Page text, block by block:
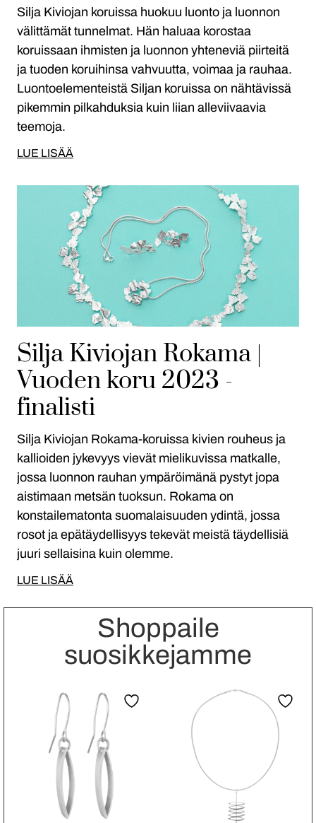
Silja Kiviojan koruissa huokuu luonto ja luonnon
välittämät tunnelmat. Hän haluaa korostaa
koruissaan ihmisten ja luonnon yhteneviä piirteitä
ja tuoden koruihinsa vahvuutta, voimaa ja rauhaa.
Luontoelementeistä Siljan koruissa on nähtävissä
pikemmin pilkahduksia kuin liian alleviivaavia
teemoja.
LUE LISÄÄ
Silja Kiviojan Rokama |
Vuoden koru 2023 -
finalisti
Silja Kiviojan Rokama-koruissa kivien rouheus ja
kallioiden jykevyys vievät mielikuvissa matkalle,
jossa luonnon rauhan ympäröimänä pystyt jopa
aistimaan metsän tuoksun. Rokama on
konstailematonta suomalaisuuden ydintä, jossa
rosot ja epätäydellisyys tekevät meistä täydellisiä
juuri sellaisina kuin olemme.
LUE LISÄÄ
Shoppaile
suosikkejamme